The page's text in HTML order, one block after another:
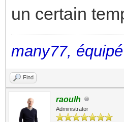
un certain
many77,
Find
raoulh
Administrator